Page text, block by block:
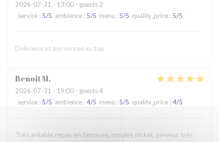
2026-07-31 - 13:00 - guests 2
service : 5/5 ambience : 5/5 menu : 5/5 quality_price : 5/5
Délicieux et personnel au top
BenoitM
2026-07-31 - 19:00 - guests 4
service : 5/5 ambience : 4/5 menu : 5/5 quality_price : 4/5
Très aréable repas en terrasse, moules nickel, serveur très